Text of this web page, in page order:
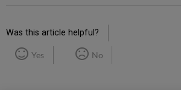
Was this article helpful?
Yes No